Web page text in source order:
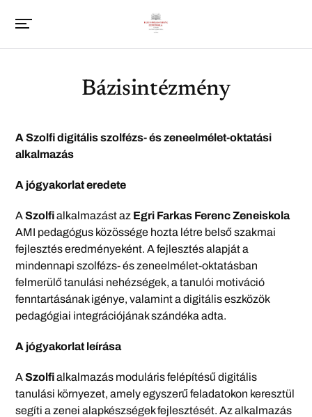
Bázisintézmény
A Szolfi digitális szolfézs- és zeneelmélet-oktatási
alkalmazás
A jógyakorlat eredete
ASzolfialkalmazást az Egri Farkas Ferenc Zeneiskola
AMI pedagógus közössége hozta létre belső szakmai
fejlesztés eredményeként. A fejlesztés alapját a
mindennapi szolfézs- és zeneelmélet-oktatásban
felmerülő tanulási nehézségek, a tanulói motiváció
fenntartásának igénye, valamint a digitális eszközök
pedagógiai integrációjának szándéka adta.
A jógyakorlat leírása
ASzolfialkalmazás moduláris felépítésű digitális
tanulási környezet, amely egyszerű feladatokon keresztül
segíti a zenei alapkészségek fejlesztését. Az alkalmazás